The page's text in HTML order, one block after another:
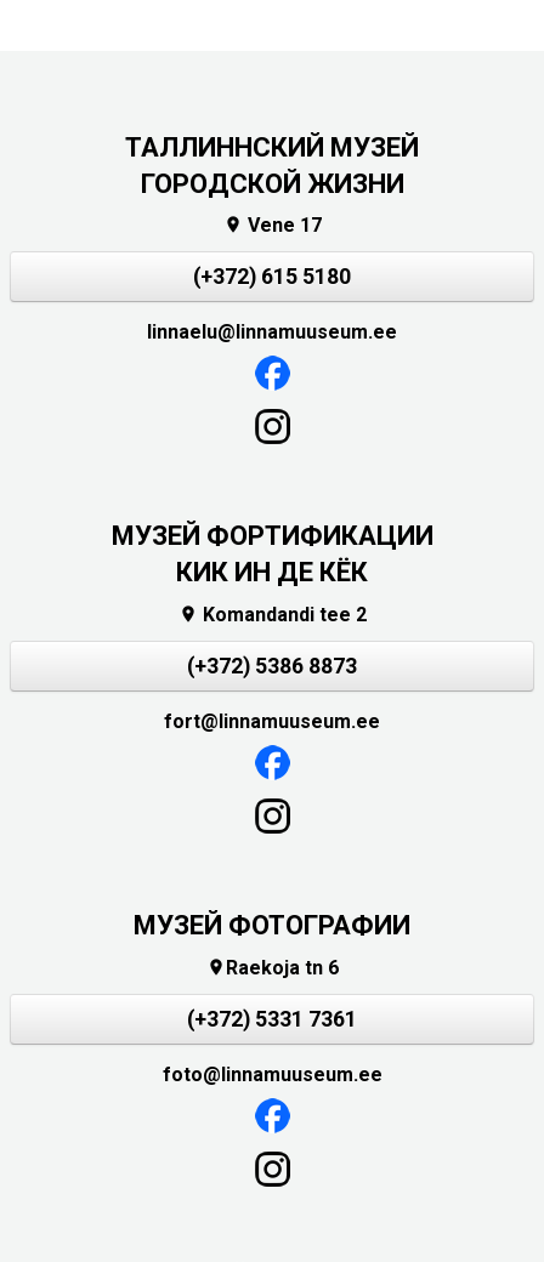
ТАЛЛИННСКИЙ МУЗЕЙ
ГОРОДСКОЙ ЖИЗНИ
 Vene 17
(+372) 615 5180
linnaelu@linnamuuseum.ee
МУЗЕЙ ФОРТИФИКАЦИИ
КИК ИН ДЕ КЁК
 Komandandi tee 2
(+372) 5386 8873
fort@linnamuuseum.ee
МУЗЕЙ ФОТОГРАФИИ
 Raekoja tn 6
(+372) 5331 7361
foto@linnamuuseum.ee